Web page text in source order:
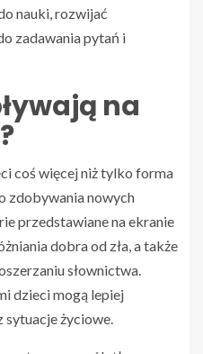
nauki, rozwijać
zadawania pytań i
na
coś więcej niż tylko forma
zdobywania nowych
przedstawiane na ekranie
dobra od zła, a także
słownictwa.
dzieci mogą lepiej
sytuacje życiowe.